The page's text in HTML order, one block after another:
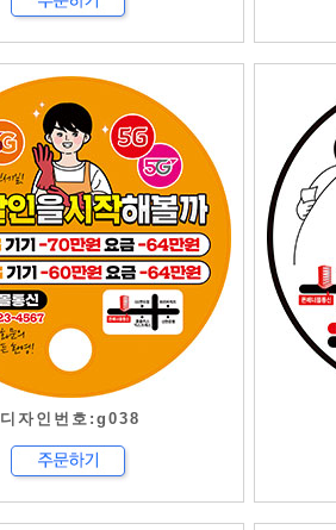
디자인번호:g038